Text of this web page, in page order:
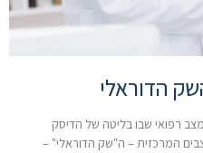
הדוראלי
רפואי שבו בליטה של הדיסק
המרכזית – ה"שק הדוראלי" –